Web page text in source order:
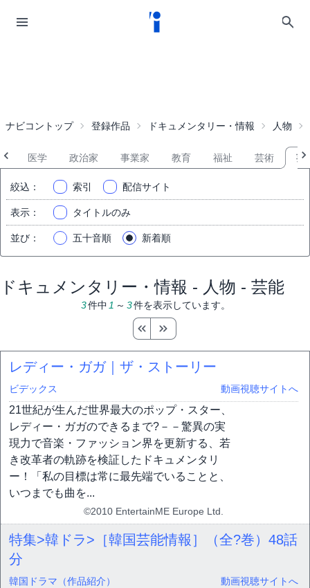
ナビコントップ 登録作品 ドキュメンタリー・情報 人物
医学 政治家 事業家 教育 福祉 芸術 芸
絞込 ： 索引 配信サイト
表示 ： タイトルのみ
並び ： 五十音順 新着順
ドキュメンタリー・情報 - 人物 - 芸能
3件中 1 ～ 3件を表示しています。
レディー・ガガ｜ザ・ストーリー
ビデックス 動画視聴サイトへ
21世紀が生んだ世界最大のポップ・スター、
レディー・ガガのできるまで?－－驚異の実
現力で音楽・ファッション界を更新する、若
き改革者の軌跡を検証したドキュメンタリ
ー！「私の目標は常に最先端でいることと、
いつまでも曲を...
©2010 EntertainME Europe Ltd.
特集>韓ドラ>［韓国芸能情報］（全?巻） 48話
分
韓国ドラマ（作品紹介） 動画視聴サイトへ